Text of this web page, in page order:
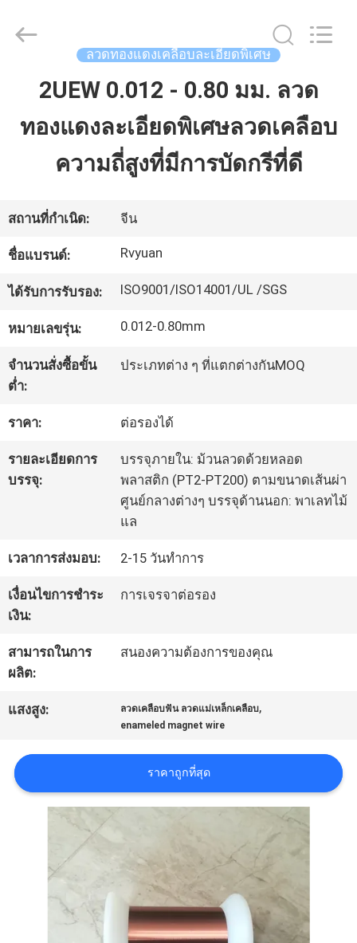
บ้าน
ผลิตภัณฑ์
วิดีโอ
ติดต่อ
ขอ
อ้าง
แผนผัง
เว็บไซต์
Electric
Material
ลวดทองแดงเคลือบละเอียดพิเศษ
2UEW 0.012 - 0.80 มม. ลวด
ทองแดงละเอียดพิเศษลวดเคลือบ
ความถี่สูงที่มีการบัดกรีที่ดี
สถานที่กำเนิด: จีน
ชื่อแบรนด์: Rvyuan
ได้รับการรับรอง: ISO9001/ISO14001/UL /SGS
หมายเลขรุ่น: 0.012-0.80mm
จำนวนสั่งซื้อขั้น
ต่ำ:
ประเภทต่าง ๆ ที่แตกต่างกันMOQ
ราคา: ต่อรองได้
รายละเอียดการ
บรรจุ:
บรรจุภายใน: ม้วนลวดด้วยหลอด
พลาสติก (PT2-PT200) ตามขนาดเส้นผ่า
ศูนย์กลางต่างๆ บรรจุด้านนอก: พาเลทไม้
แล
เวลาการส่งมอบ: 2-15 วันทำการ
เงื่อนไขการชำระ
เงิน:
การเจรจาต่อรอง
สามารถในการ
ผลิต:
สนองความต้องการของคุณ
แสงสูง: ลวดเคลือบฟัน ลวดแม่เหล็กเคลือบ,
enameled magnet wire
ราคาถูกที่สุด